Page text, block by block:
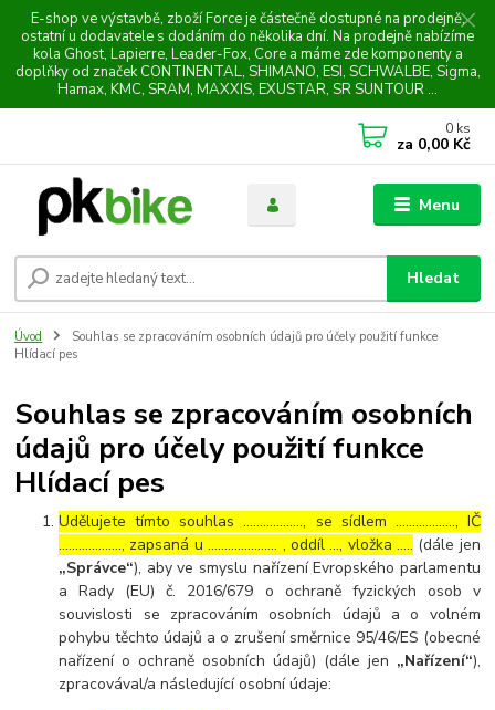
E-shop ve výstavbě, zboží Force je částečně dostupné na prodejně,
ostatní u dodavatele s dodáním do několika dní. Na prodejně nabízíme
kola Ghost, Lapierre, Leader-Fox, Core a máme zde komponenty a
doplňky od značek CONTINENTAL, SHIMANO, ESI, SCHWALBE, Sigma,
Hamax, KMC, SRAM, MAXXIS, EXUSTAR, SR SUNTOUR ...
Menu
Hledat
0 ks
za 0,00 Kč
Úvod
Souhlas se zpracováním osobních údajů pro účely použití funkce
Hlídací pes
Souhlas se zpracováním osobních
údajů pro účely použití funkce
Hlídací pes
Udělujete tímto souhlas ……………..., se sídlem ………………, IČ
………………., zapsaná u ………………… , oddíl …, vložka ….. (dále jen
„Správce“), aby ve smyslu nařízení Evropského parlamentu
a Rady (EU) č. 2016/679 o ochraně fyzických osob v
souvislosti se zpracováním osobních údajů a o volném
pohybu těchto údajů a o zrušení směrnice 95/46/ES (obecné
nařízení o ochraně osobních údajů) (dále jen „Nařízení“),
zpracovával/a následující osobní údaje: